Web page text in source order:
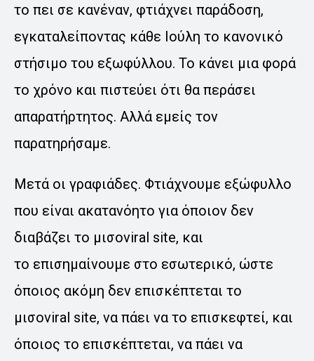
το πει σε κανέναν, φτιάχνει παράδοση,
εγκαταλείποντας κάθε Ιούλη το κανονικό
στήσιμο του εξωφύλλου. Το κάνει μια φορά
το χρόνο και πιστεύει ότι θα περάσει
απαρατήρτητος. Αλλά εμείς τον
παρατηρήσαμε.
Μετά οι γραφιάδες. Φτιάχνουμε εξώφυλλο
που είναι ακατανόητο για όποιον δεν
διαβάζει το μισοviral site, και
το επισημαίνουμε στο εσωτερικό, ώστε
όποιος ακόμη δεν επισκέπτεται το
μισοviral site, να πάει να το επισκεφτεί, και
όποιος το επισκέπτεται, να πάει να